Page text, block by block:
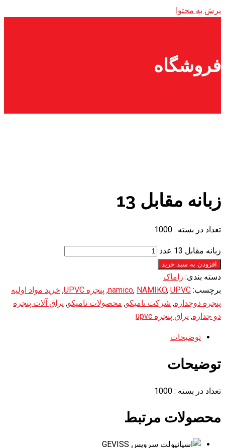
پرش به محتوا
فروشگاه
زبانه مقابل 13
تعداد در بسته : 1000
زبانه مقابل 13 عدد
افزودن به سبد خرید
دسته بندی: زاماک
برچسب:
namico, NAMIKO, UPVC
, پنجره UPVC , خرید مواد اولیه
پنجره دوجداره, شرکت نامیکو, محصولات نامیکو, یراق آلات پنجره
دو جداره, یراق پنجره upvc
توضیحات
توضیحات
تعداد در بسته : 1000
محصولات مرتبط